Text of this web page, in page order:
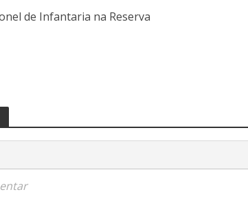
de Infantaria na Reserva